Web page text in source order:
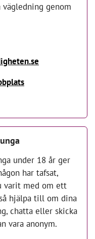
genom
under 18 år ger
har tafsat,
varit med om ett
hjälpa till om dina
chatta eller skicka
vara anonym.